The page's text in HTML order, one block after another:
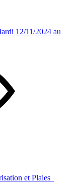
12/11/2024 au
et Plaies